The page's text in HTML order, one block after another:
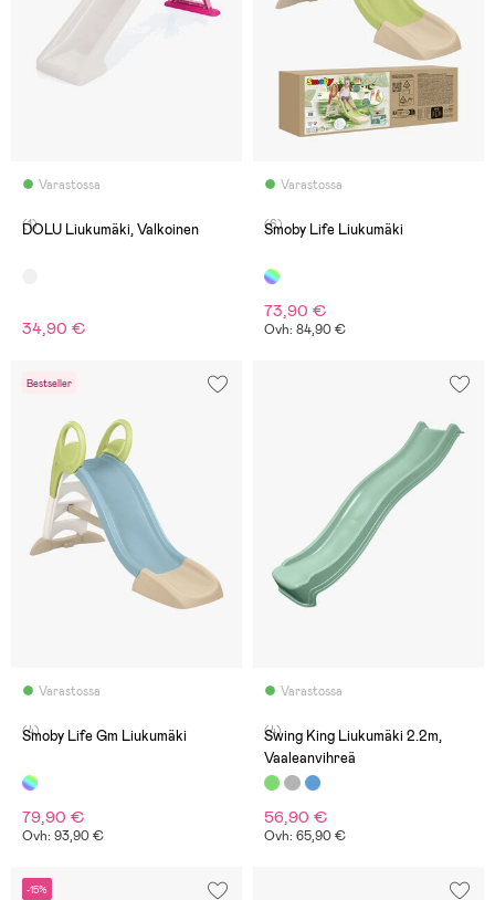
Varastossa
(1)
DOLU Liukumäki, Valkoinen
34,90 €
Varastossa
(6)
Smoby Life Liukumäki
73,90 €
Ovh: 84,90 €
Bestseller
Varastossa
(4)
Smoby Life Gm Liukumäki
79,90 €
Ovh: 93,90 €
Varastossa
(4)
Swing King Liukumäki 2.2m,
Vaaleanvihreä
56,90 €
Ovh: 65,90 €
-15%